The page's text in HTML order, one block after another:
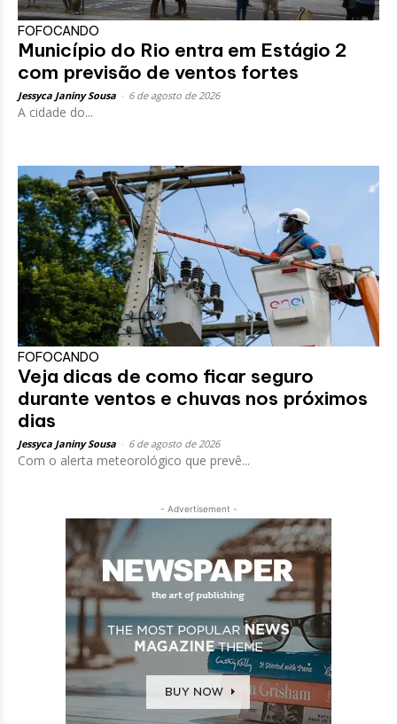
FOFOCANDO
Município do Rio entra em Estágio 2
com previsão de ventos fortes
Jessyca Janiny Sousa 6 de agosto de 2026
A cidade do...
FOFOCANDO
Veja dicas de como ficar seguro
durante ventos e chuvas nos próximos
dias
Jessyca Janiny Sousa 6 de agosto de 2026
Com o alerta meteorológico que prevê...
- Advertisement -